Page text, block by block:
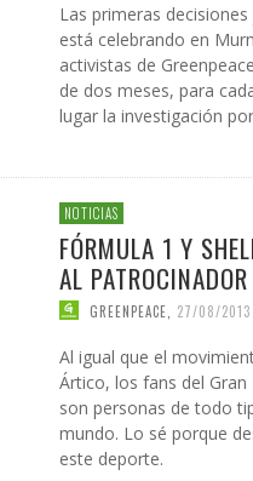
Las primeras
está celebrando en
activistas de
de dos meses, para
lugar la investigación
NOTICIAS
FÓRMULA 1 Y
AL
GREENPEACE 27/08/2013
Al igual que el
Ártico, los fans del Gran
son personas de todo
mundo. Lo sé porque
este deporte.